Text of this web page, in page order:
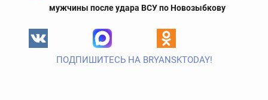
мужчины после удара ВСУ по Новозыбкову
ПОДПИШИТЕСЬ НА BRYANSKTODAY!